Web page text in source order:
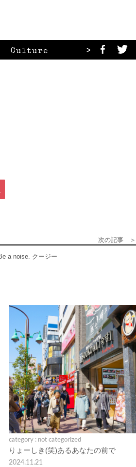
Culture Looks
>
次の記事 ＞
a noise. クージー
category : not categorized
りょーしき(笑)あるあなたの前で
2024.11.21